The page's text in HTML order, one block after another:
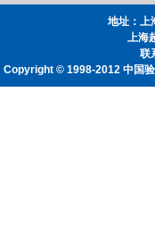
地址：上
上海
联
Copyright © 1998-2012 中国